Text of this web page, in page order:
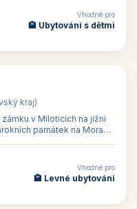
Vhodné pro
🏨 Ubytování s dětmi
kraj)
v Miloticích na jižní
památek na Moravě,
Vhodné pro
🏨 Levné ubytování